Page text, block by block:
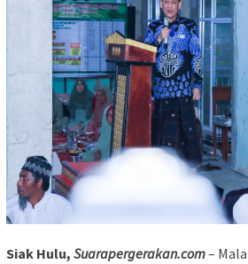
Siak Hulu, Suarapergerakan.com–